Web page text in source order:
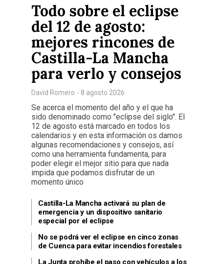
Todo sobre el eclipse
del 12 de agosto:
mejores rincones de
Castilla-La Mancha
para verlo y consejos
David Romero - 8 agosto 2026
Se acerca el momento del año y el que ha
sido denominado como "eclipse del siglo". El
12 de agosto está marcado en todos los
calendarios y en esta información os damos
algunas recomendaciones y consejos, así
como una herramienta fundamenta, para
poder elegir el mejor sitio para que nada
impida que podamos disfrutar de un
momento único
Castilla-La Mancha activará su plan de
emergencia y un dispositivo sanitario
especial por el eclipse
No se podrá ver el eclipse en cinco zonas
de Cuenca para evitar incendios forestales
La Junta prohíbe el paso con vehículos a los